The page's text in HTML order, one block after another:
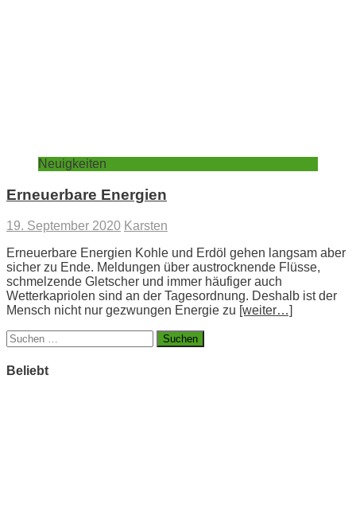
Neuigkeiten
Erneuerbare Energien
19. September 2020 Karsten
Erneuerbare Energien Kohle und Erdöl gehen langsam aber
sicher zu Ende. Meldungen über austrocknende Flüsse,
schmelzende Gletscher und immer häufiger auch
Wetterkapriolen sind an der Tagesordnung. Deshalb ist der
Mensch nicht nur gezwungen Energie zu [weiter…]
Suchen
nach:
Beliebt